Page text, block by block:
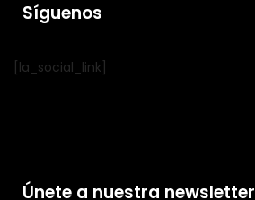
Síguenos
[la_social_link]
Únete a nuestra newsletter